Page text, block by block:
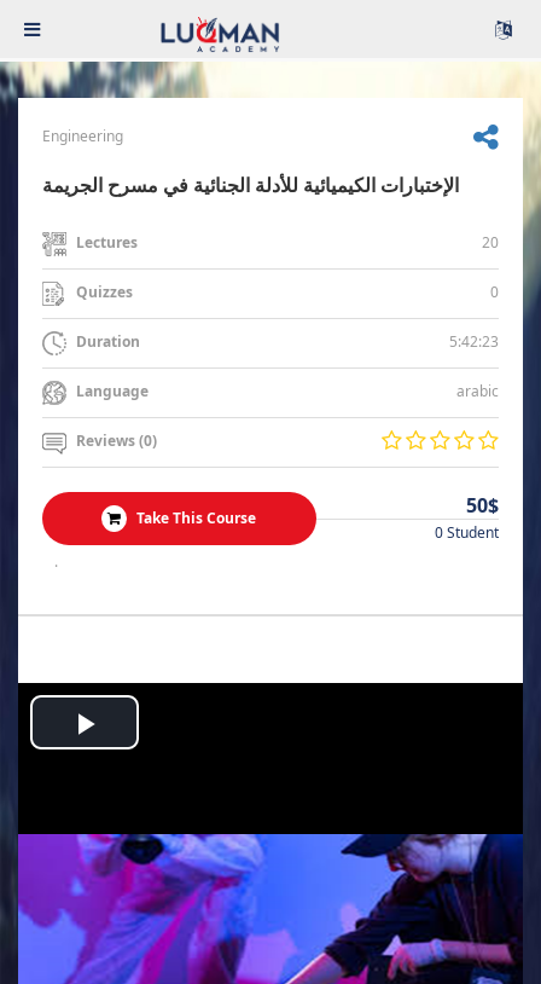
Engineering
الإختبارات الكيميائية للأدلة الجنائية في مسرح الجريمة
Lectures 20
Quizzes 0
Duration 5:42:23
Language arabic
Reviews (0)
Take This Course 50$
0 Student
.
Play